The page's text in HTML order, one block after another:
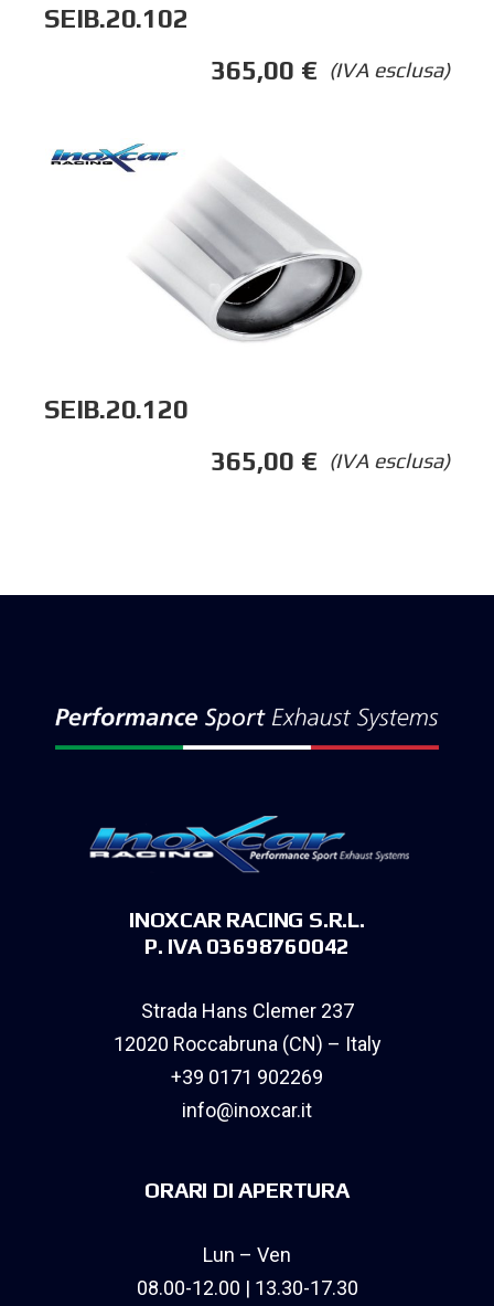
SEIB.20.102
(IVA esclusa)
365,00 €
SEIB.20.120
(IVA esclusa)
365,00 €
INOXCAR RACING S.R.L.
P. IVA 03698760042
Strada Hans Clemer 237
12020 Roccabruna (CN) – Italy
+39 0171 902269
info@inoxcar.it
ORARI DI APERTURA
Lun – Ven
08.00-12.00 | 13.30-17.30